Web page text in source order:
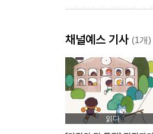
: 내 아이와 제대로 소
11장 “여기에 아주 힘
12장 당신의 문제로 받
13장 아이가 보내는
14장 아이를 존중하다
15장 아이에게 정당
16장 아이의 성장을
채널예스 기사 (1개)
읽다